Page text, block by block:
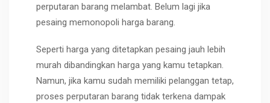
perputaran barang melambat. Belum lagi jika
pesaing memonopoli harga barang.
Seperti harga yang ditetapkan pesaing jauh lebih
murah dibandingkan harga yang kamu tetapkan.
Namun, jika kamu sudah memiliki pelanggan tetap,
proses perputaran barang tidak terkena dampak